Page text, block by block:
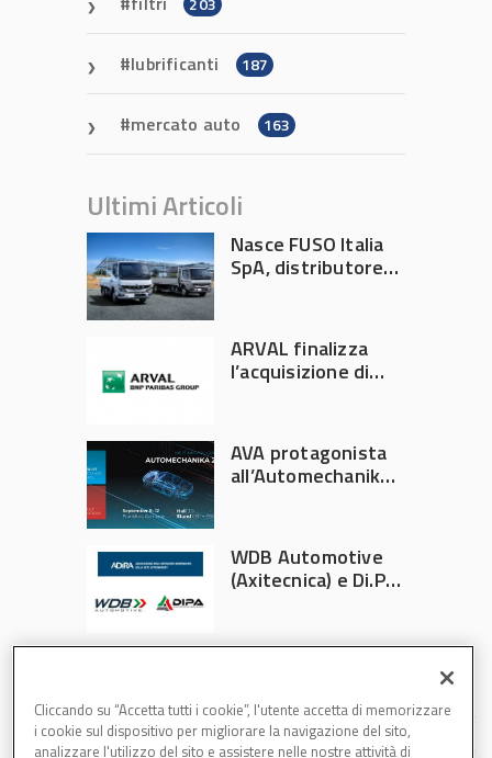
lubrificanti 187
mercato auto 163
Ultimi Articoli
Nasce FUSO Italia
SpA, distributore
ARVAL finalizza
l’acquisizione di
AVA protagonista
all’Automechanika
WDB Automotive
(Axitecnica) e Di.Pa.
Cliccando su “Accetta tutti i cookie”, l'utente accetta di memorizzare
i cookie sul dispositivo per migliorare la navigazione del sito,
analizzare l'utilizzo del sito e assistere nelle nostre attività di